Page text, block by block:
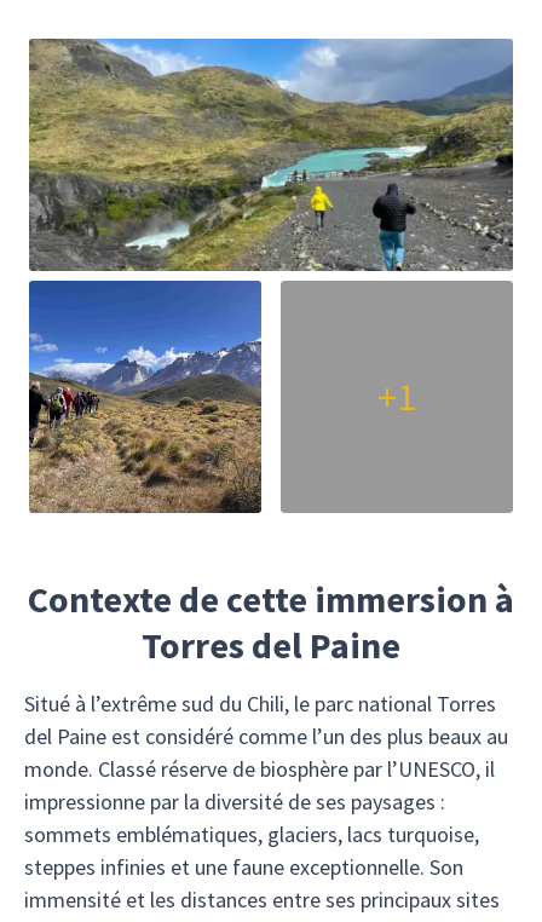
+1
Contexte de cette immersion à
Torres del Paine
Situé à l’extrême sud du Chili, le parc national Torres
del Paine est considéré comme l’un des plus beaux au
monde. Classé réserve de biosphère par l’UNESCO, il
impressionne par la diversité de ses paysages :
sommets emblématiques, glaciers, lacs turquoise,
steppes infinies et une faune exceptionnelle. Son
immensité et les distances entre ses principaux sites